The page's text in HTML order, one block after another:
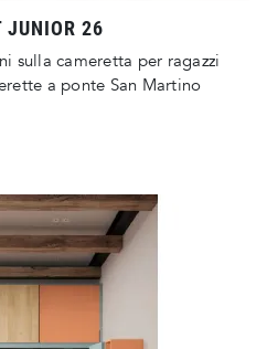
JUNIOR 26
sulla cameretta per ragazzi
a ponte San Martino